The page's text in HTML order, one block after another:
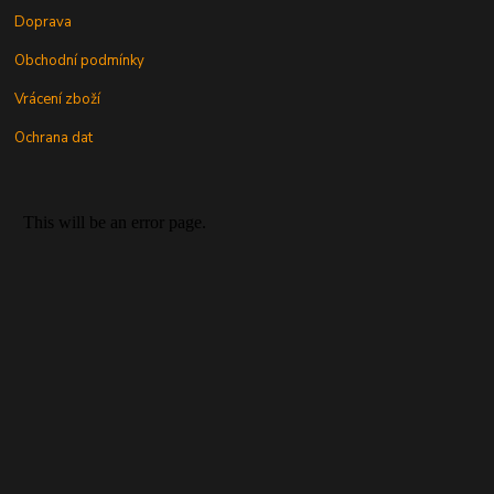
Doprava
Obchodní podmínky
Vrácení zboží
Ochrana dat